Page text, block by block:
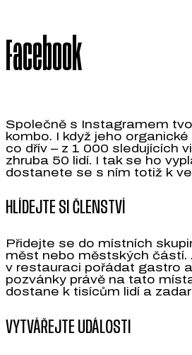
Facebook
Společně s Instagramem
kombo. I když jeho
co dřív – z 1 000 sledujících
zhruba 50 lidí. I tak se ho
dostanete se s ním totiž k
HLÍDEJTE SI ČLENSTVÍ
Přidejte se do místních
měst nebo městských částí.
v restauraci pořádat gastro
pozvánky právě na tato
dostane k tisícům lidí a
VYTVÁŘEJTE UDÁLOSTI